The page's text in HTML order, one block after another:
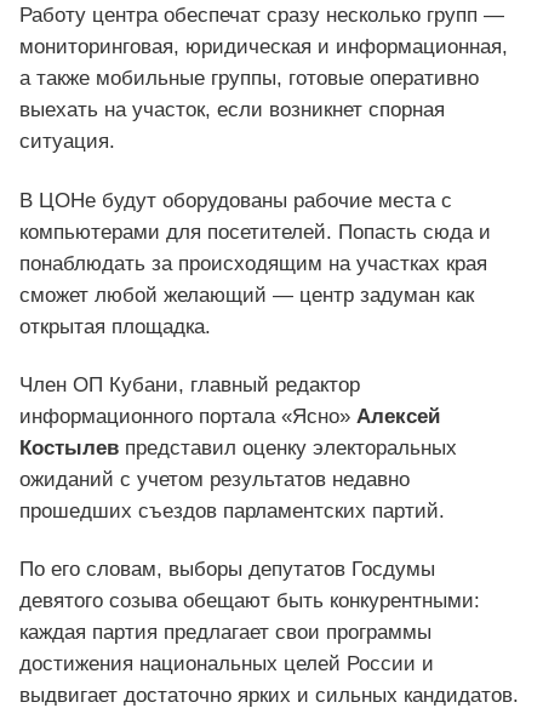
Работу центра обеспечат сразу несколько групп —
мониторинговая, юридическая и информационная,
а также мобильные группы, готовые оперативно
выехать на участок, если возникнет спорная
ситуация.
В ЦОНе будут оборудованы рабочие места с
компьютерами для посетителей. Попасть сюда и
понаблюдать за происходящим на участках края
сможет любой желающий — центр задуман как
открытая площадка.
Член ОП Кубани, главный редактор
информационного портала «Ясно» Алексей
Костылев представил оценку электоральных
ожиданий с учетом результатов недавно
прошедших съездов парламентских партий.
По его словам, выборы депутатов Госдумы
девятого созыва обещают быть конкурентными:
каждая партия предлагает свои программы
достижения национальных целей России и
выдвигает достаточно ярких и сильных кандидатов.